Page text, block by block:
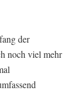
der
noch viel mehr